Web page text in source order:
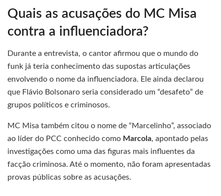
Quais as acusações do MC Misa
contra a influenciadora?
Durante a entrevista, o cantor afirmou que o mundo do
funk já teria conhecimento das supostas articulações
envolvendo o nome da influenciadora. Ele ainda declarou
que Flávio Bolsonaro seria considerado um “desafeto” de
grupos políticos e criminosos.
MC Misa também citou o nome de “Marcelinho”, associado
ao líder do PCC conhecido como Marcola, apontado pelas
investigações como uma das figuras mais influentes da
facção criminosa. Até o momento, não foram apresentadas
provas públicas sobre as acusações.